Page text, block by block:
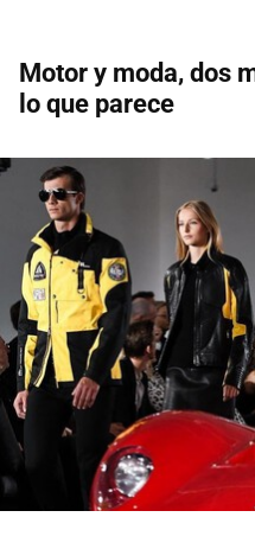
Motor y moda, dos
lo que parece